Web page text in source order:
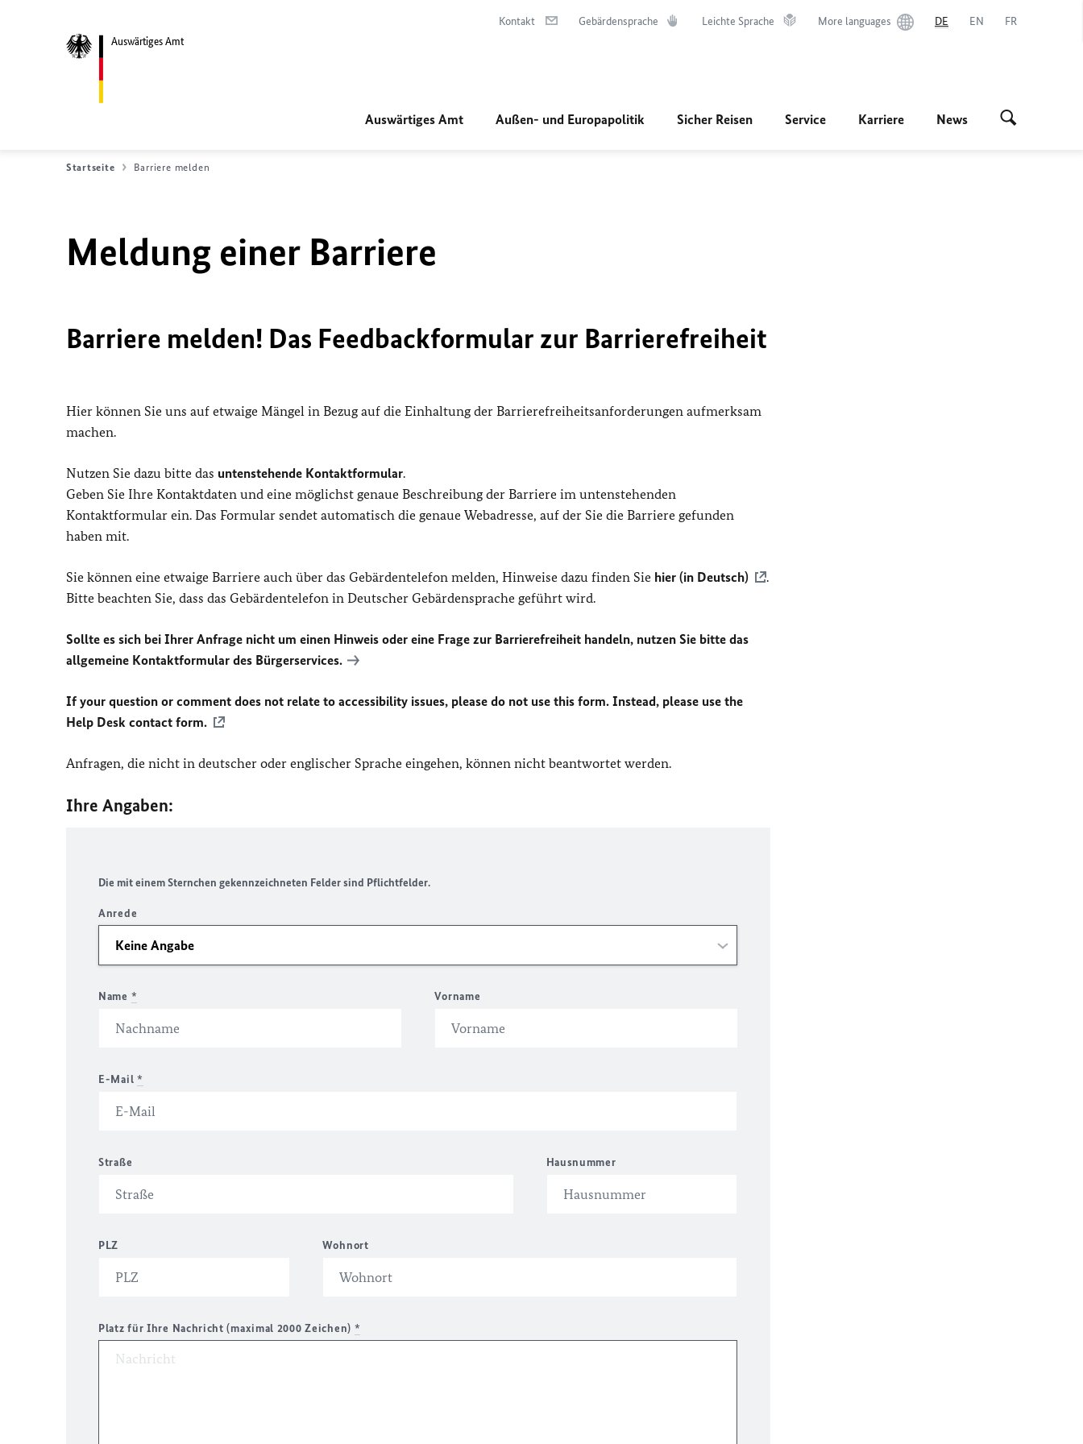
Auswärtiges Amt
Kontakt Gebärdensprache Leichte Sprache More languages DE EN FR
Auswärtiges Amt Außen- und Europapolitik Sicher Reisen Service Karriere News
Startseite Barriere melden
Meldung einer Barriere
Barriere melden! Das Feedbackformular zur Barrierefreiheit
Hier können Sie uns auf etwaige Mängel in Bezug auf die Einhaltung der Barrierefreiheitsanforderungen aufmerksam
machen.
Nutzen Sie dazu bitte das untenstehende Kontaktformular.
Geben Sie Ihre Kontaktdaten und eine möglichst genaue Beschreibung der Barriere im untenstehenden
Kontaktformular ein. Das Formular sendet automatisch die genaue Webadresse, auf der Sie die Barriere gefunden
haben mit.
Sie können eine etwaige Barriere auch über das Gebärdentelefon melden, Hinweise dazu finden Sie hier (in Deutsch)
.
Bitte beachten Sie, dass das Gebärdentelefon in Deutscher Gebärdensprache geführt wird.
Sollte es sich bei Ihrer Anfrage nicht um einen Hinweis oder eine Frage zur Barrierefreiheit handeln, nutzen Sie bitte das
allgemeine Kontaktformular des Bürgerservices.
If your question or comment does not relate to accessibility issues, please do not use this form. Instead, please use the
Help Desk contact form.
Anfragen, die nicht in deutscher oder englischer Sprache eingehen, können nicht beantwortet werden.
Ihre Angaben:
Die mit einem Sternchen gekennzeichneten Felder sind Pflichtfelder.
Anrede
Name * Vorname
E-Mail *
Straße Hausnummer
PLZ Wohnort
Platz für Ihre Nachricht (maximal 2000 Zeichen) *